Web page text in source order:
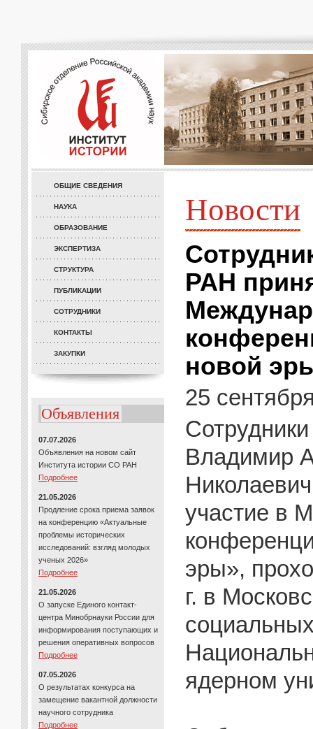
ОБЩИЕ СВЕДЕНИЯ
НАУКА
ОБРАЗОВАНИЕ
ЭКСПЕРТИЗА
СТРУКТУРА
ПУБЛИКАЦИИ
СОТРУДНИКИ
КОНТАКТЫ
ЗАКУПКИ
Объявления
07.07.2026
Объявления на новом сайт
Института истории СО РАН
Подробнее
21.05.2026
Продление срока приема заявок
на конференцию «Актуальные
проблемы исторических
исследований: взгляд молодых
ученых 2026»
Подробнее
21.05.2026
О запуске Единого контакт-
центра Минобрнауки России для
информирования поступающих и
решения оперативных вопросов
Подробнее
07.05.2026
О результатах конкурса на
замещение вакантной должности
научного сотрудника
Подробнее
Новости
РАН
новой
25
Владимир
участие в
эры»,
г. в
ядерном